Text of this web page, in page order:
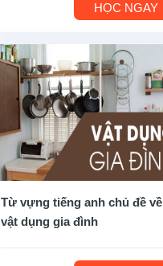
HỌC NGAY
Từ vựng tiếng anh chủ đề về
vật dụng gia đình